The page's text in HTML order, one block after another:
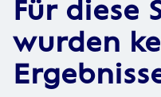
Für diese
wurden